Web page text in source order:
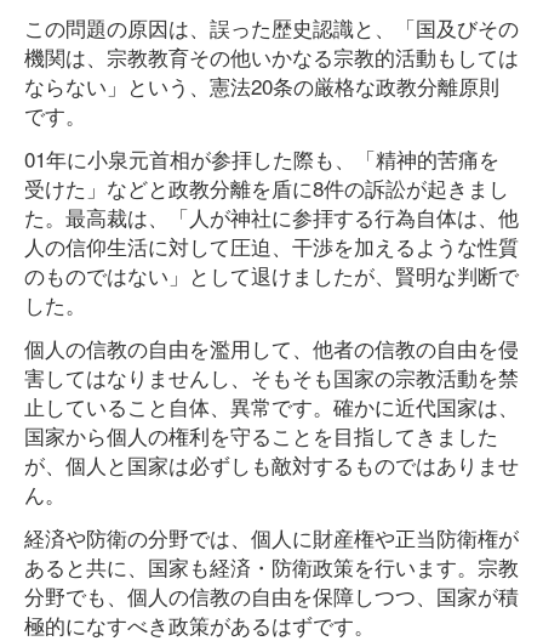
この問題の原因は、誤った歴史認識と、「国及びその
機関は、宗教教育その他いかなる宗教的活動もしては
ならない」という、憲法20条の厳格な政教分離原則
です。
01年に小泉元首相が参拝した際も、「精神的苦痛を
受けた」などと政教分離を盾に8件の訴訟が起きまし
た。最高裁は、「人が神社に参拝する行為自体は、他
人の信仰生活に対して圧迫、干渉を加えるような性質
のものではない」として退けましたが、賢明な判断で
した。
個人の信教の自由を濫用して、他者の信教の自由を侵
害してはなりませんし、そもそも国家の宗教活動を禁
止していること自体、異常です。確かに近代国家は、
国家から個人の権利を守ることを目指してきました
が、個人と国家は必ずしも敵対するものではありませ
ん。
経済や防衛の分野では、個人に財産権や正当防衛権が
あると共に、国家も経済・防衛政策を行います。宗教
分野でも、個人の信教の自由を保障しつつ、国家が積
極的になすべき政策があるはずです。